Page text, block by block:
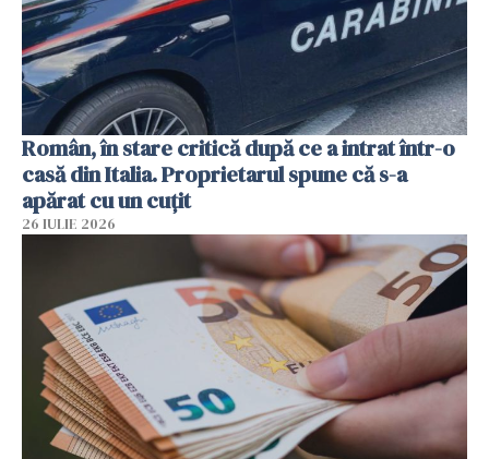
Român, în stare critică după ce a intrat într-o
casă din Italia. Proprietarul spune că s-a
apărat cu un cuțit
26 IULIE 2026